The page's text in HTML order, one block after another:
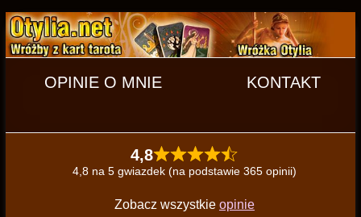
OPINIE O MNIE KONTAKT
4,8
4,8 na 5 gwiazdek (na podstawie 365 opinii)
Zobacz wszystkie opinie